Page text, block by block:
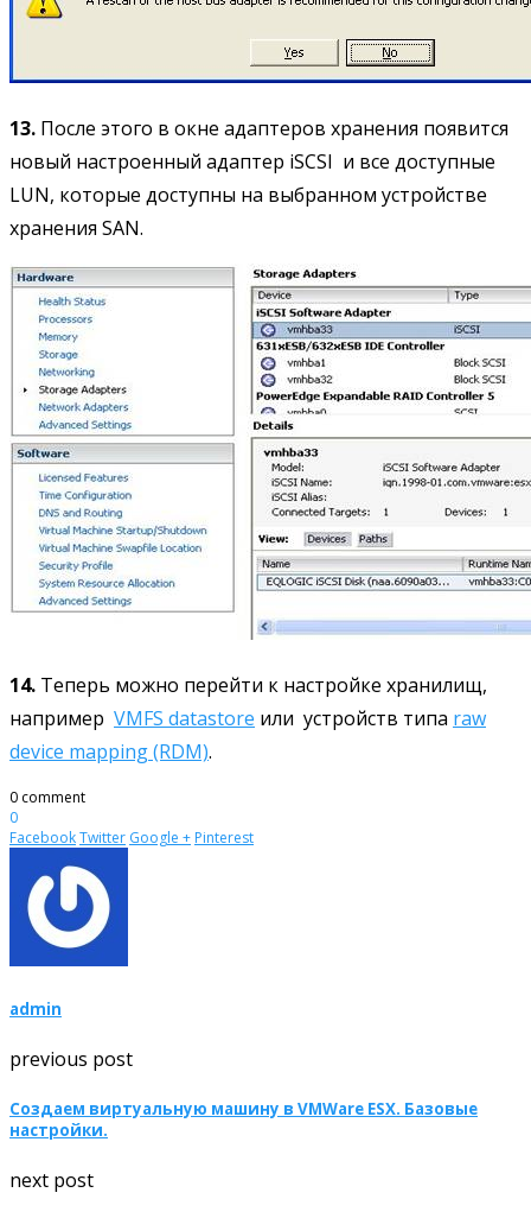
13. После этого в окне адаптеров хранения появится
новый настроенный адаптер iSCSI и все доступные
LUN, которые доступны на выбранном устройстве
хранения SAN.
14. Теперь можно перейти к настройке хранилищ,
например VMFS datastore или устройств типа raw
device mapping (RDM).
0 comment
0
FacebookTwitter Google + Pinterest
admin
previous post
Создаем виртуальную машину в VMWare ESX. Базовые
настройки.
next post